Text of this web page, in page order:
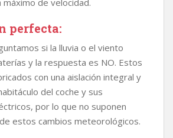
perfecta:
si la lluvia o el viento
y la respuesta es NO. Estos
con una aislación integral y
del coche y sus
por lo que no suponen
estos cambios meteorológicos.